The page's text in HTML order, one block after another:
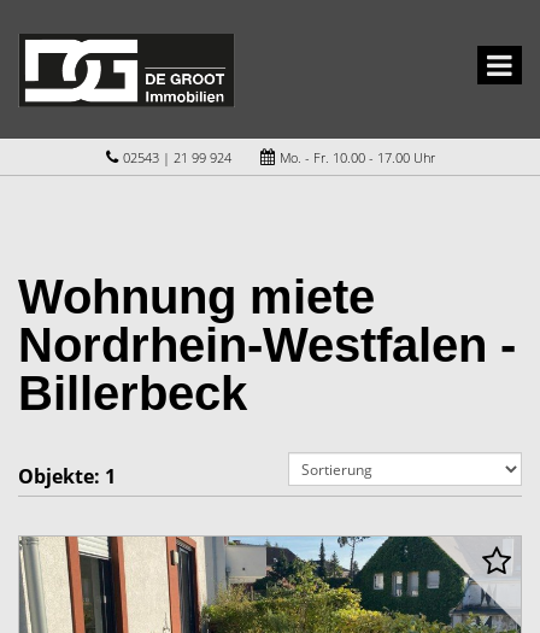
02543 | 21 99 924 Mo. - Fr. 10.00 - 17.00 Uhr
Wohnung miete
Nordrhein-Westfalen -
Billerbeck
Objekte: 1